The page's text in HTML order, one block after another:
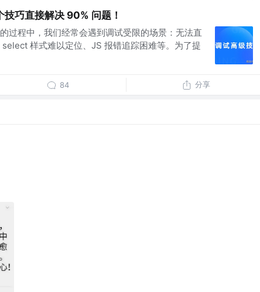
巧直接解决 90% 问题！
过程中，我们经常会遇到调试受限的场景：无法直
样式难以定位、JS 报错追踪困难等。为了提
84 分享